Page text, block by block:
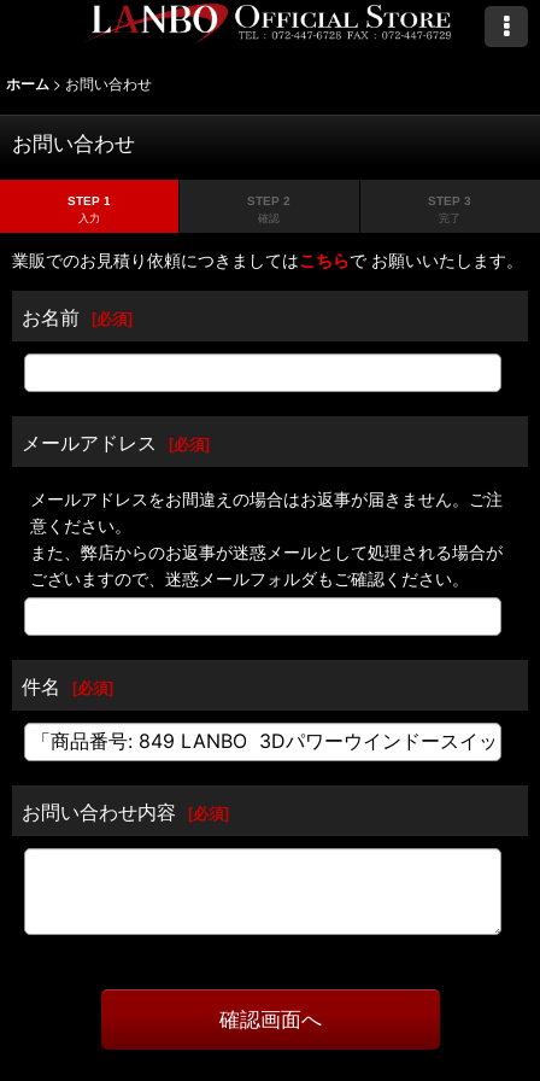
ホーム > お問い合わせ
お問い合わせ
STEP 1
入力
STEP 2
確認
STEP 3
完了
業販でのお見積り依頼につきましてはこちらで お願いいたします。
お名前 [必須]
メールアドレス [必須]
メールアドレスをお間違えの場合はお返事が届きません。ご注
意ください。
また、弊店からのお返事が迷惑メールとして処理される場合が
ございますので、迷惑メールフォルダもご確認ください。
件名 [必須]
お問い合わせ内容 [必須]
確認画面へ